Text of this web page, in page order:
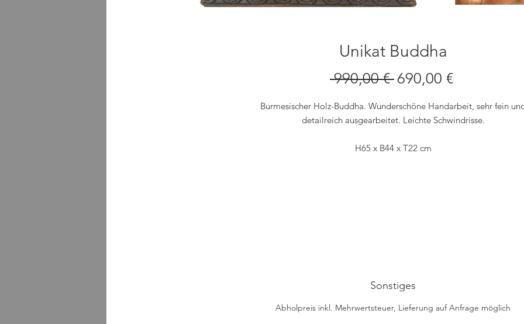
Unikat Buddha
990,00 € Standardpreis
690,00 €Sale-
Burmesischer Holz-Buddha. Wunderschöne Handarbeit, sehr fein
detailreich ausgearbeitet. Leichte Schwindrisse.
H65 x B44 x T22 cm
Sonstiges
Abholpreis inkl. Mehrwertsteuer, Lieferung auf Anfrage möglich